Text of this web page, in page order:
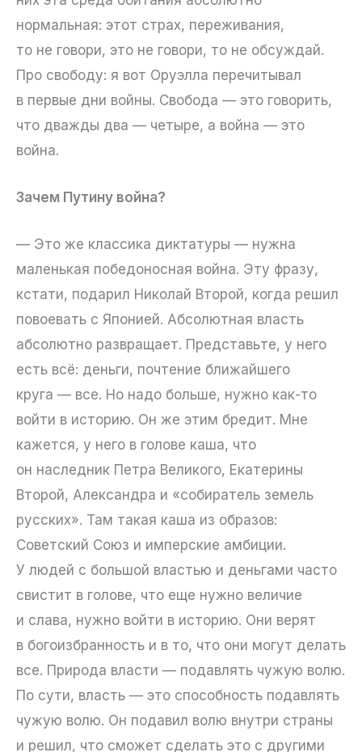
нормальная: этот страх, переживания,
то не говори, это не говори, то не обсуждай.
Про свободу: я вот Оруэлла перечитывал
в первые дни войны. Свобода — это говорить,
что дважды два — четыре, а война — это
война.
Зачем Путину война?
— Это же классика диктатуры — нужна
маленькая победоносная война. Эту фразу,
кстати, подарил Николай Второй, когда решил
повоевать с Японией. Абсолютная власть
абсолютно развращает. Представьте, у него
есть всё: деньги, почтение ближайшего
круга — все. Но надо больше, нужно как-то
войти в историю. Он же этим бредит. Мне
кажется, у него в голове каша, что
он наследник Петра Великого, Екатерины
Второй, Александра и «собиратель земель
русских». Там такая каша из образов:
Советский Союз и имперские амбиции.
У людей с большой властью и деньгами часто
свистит в голове, что еще нужно величие
и слава, нужно войти в историю. Они верят
в богоизбранность и в то, что они могут делать
все. Природа власти — подавлять чужую волю.
По сути, власть — это способность подавлять
чужую волю. Он подавил волю внутри страны
и решил, что сможет сделать это с другими